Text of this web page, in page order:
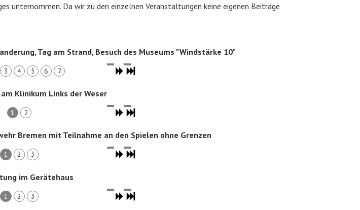
unternommen. Da wir zu den einzelnen Veranstaltungen keine eigenen Beiträge
Tag am Strand, Besuch des Museums "Windstärke 10"
3 4 5 6 7
Klinikum Links der Weser
1 2
Bremen mit Teilnahme an den Spielen ohne Grenzen
1 2 3
im Gerätehaus
1 2 3